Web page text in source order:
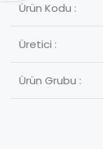
Ürün Kodu :
Üretici :
Ürün Grubu :